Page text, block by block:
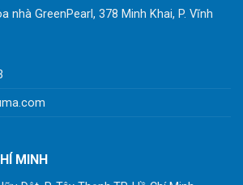
nhà GreenPearl, 378 Minh Khai, P. Vĩnh
MINH